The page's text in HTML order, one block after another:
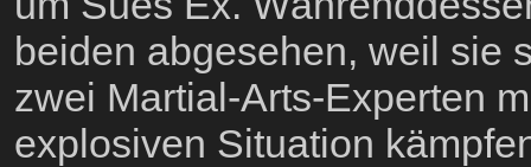
beiden abgesehen, weil sie
zwei Martial-Arts-Experten
explosiven Situation